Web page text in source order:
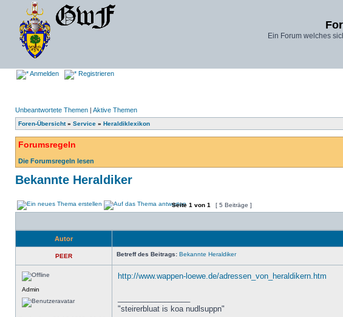
Ein Forum welches
Anmelden Registrieren
Unbeantwortete Themen | Aktive Themen
Foren-Übersicht» Service » Heraldiklexikon
Forumsregeln
Die Forumsregeln lesen
Bekannte Heraldiker
Seite 1 von 1 [ 5 Beiträge ]
Autor
PEER Betreff des Beitrags: Bekannte Heraldiker
Admin
http://www.wappen-loewe.de/adressen_von_heraldikern.htm
"steirerbluat is koa nudlsuppn"